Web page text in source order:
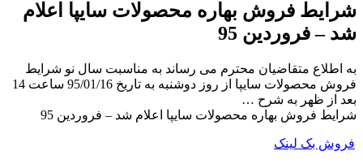
شرایط فروش بهاره محصولات سایپا اعلام
شد – فروردین 95
به اطلاع متقاضیان محترم می رساند به مناسبت سال نو شرایط
فروش محصولات سایپا از روز دوشنبه به تاریخ 95/01/16 ساعت 14
بعد از ظهر به شرح …
شرایط فروش بهاره محصولات سایپا اعلام شد – فروردین 95
فروش بک لینک